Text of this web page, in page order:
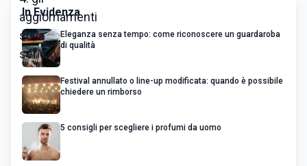
In Evidenza
Eleganza senza tempo: come riconoscere un guardaroba
di qualità
Festival annullato o line-up modificata: quando è possibile
chiedere un rimborso
5 consigli per scegliere i profumi da uomo